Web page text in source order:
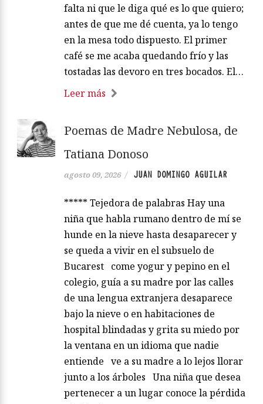
falta ni que le diga qué es lo que quiero;
antes de que me dé cuenta, ya lo tengo
en la mesa todo dispuesto. El primer
café se me acaba quedando frío y las
tostadas las devoro en tres bocados. El…
Leer más
Poemas de Madre Nebulosa, de
Tatiana Donoso
agosto 09, 2026 / JUAN DOMINGO AGUILAR
***** Tejedora de palabras Hay una
niña que habla rumano dentro de mí se
hunde en la nieve hasta desaparecer y
se queda a vivir en el subsuelo de
Bucarest come yogur y pepino en el
colegio, guía a su madre por las calles
de una lengua extranjera desaparece
bajo la nieve o en habitaciones de
hospital blindadas y grita su miedo por
la ventana en un idioma que nadie
entiende ve a su madre a lo lejos llorar
junto a los árboles Una niña que desea
pertenecer a un lugar conoce la pérdida